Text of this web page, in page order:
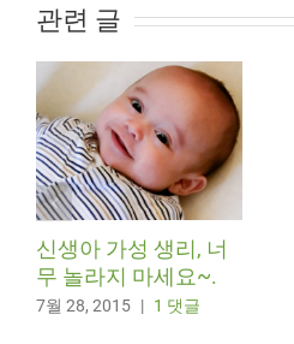
관련 글
신생아 가성 생리, 너
무 놀라지 마세요~.
7월 28, 2015 | 1 댓글